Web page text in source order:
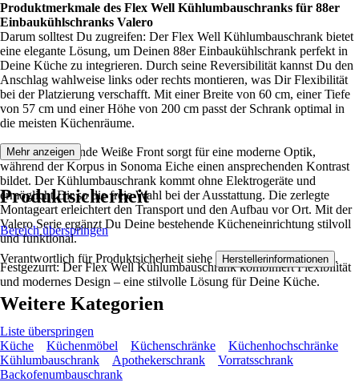
Produktmerkmale des Flex Well Kühlumbauschranks für 88er
Einbaukühlschranks Valero
Darum solltest Du zugreifen: Der Flex Well Kühlumbauschrank bietet
eine elegante Lösung, um Deinen 88er Einbaukühlschrank perfekt in
Deine Küche zu integrieren. Durch seine Reversibilität kannst Du den
Anschlag wahlweise links oder rechts montieren, was Dir Flexibilität
bei der Platzierung verschafft. Mit einer Breite von 60 cm, einer Tiefe
von 57 cm und einer Höhe von 200 cm passt der Schrank optimal in
die meisten Küchenräume.
Die hochglänzende Weiße Front sorgt für eine moderne Optik,
während der Korpus in Sonoma Eiche einen ansprechenden Kontrast
bildet. Der Kühlumbauschrank kommt ohne Elektrogeräte und
ermöglicht Dir so die freie Wahl bei der Ausstattung. Die zerlegte
Montageart erleichtert den Transport und den Aufbau vor Ort. Mit der
Valero Serie ergänzt Du Deine bestehende Kücheneinrichtung stilvoll
und funktional.
Festgezurrt: Der Flex Well Kühlumbauschrank kombiniert Flexibilität
und modernes Design – eine stilvolle Lösung für Deine Küche.
Mehr anzeigen
Produktsicherheit
Bereich überspringen
Verantwortlich für Produktsicherheit siehe Herstellerinformationen .
Weitere Kategorien
Liste überspringen
Küche
Küchenmöbel Küchenschränke
Küchenhochschränke
Kühlumbauschrank
Apothekerschrank
Vorratsschrank
Backofenumbauschrank